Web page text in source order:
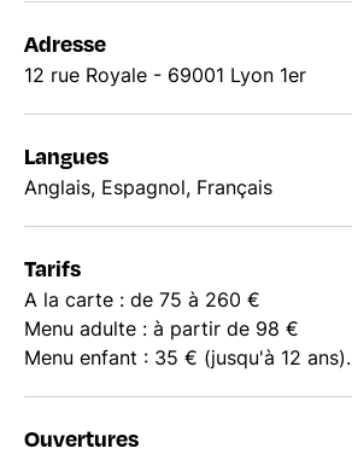
Adresse
12 rue Royale - 69001 Lyon 1er
Langues
Anglais, Espagnol, Français
Tarifs
A la carte : de 75 à 260 €
Menu adulte : à partir de 98 €
Menu enfant : 35 € (jusqu'à 12 ans).
Ouvertures